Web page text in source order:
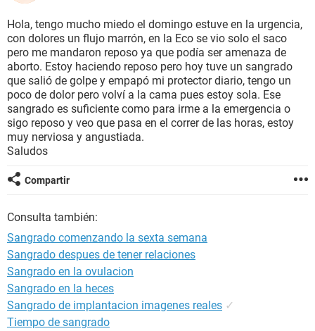
BIENESTAR
SEXUALIDAD
GLOSARIO
Hola, tengo mucho miedo el domingo estuve en la urgencia,
con dolores un flujo marrón, en la Eco se vio solo el saco
pero me mandaron reposo ya que podía ser amenaza de
aborto. Estoy haciendo reposo pero hoy tuve un sangrado
que salió de golpe y empapó mi protector diario, tengo un
poco de dolor pero volví a la cama pues estoy sola. Ese
sangrado es suficiente como para irme a la emergencia o
sigo reposo y veo que pasa en el correr de las horas, estoy
muy nerviosa y angustiada.
Saludos
Compartir
Consulta también:
Sangrado comenzando la sexta semana
Sangrado despues de tener relaciones
Sangrado en la ovulacion
Sangrado en la heces
Sangrado de implantacion imagenes reales ✓
Tiempo de sangrado